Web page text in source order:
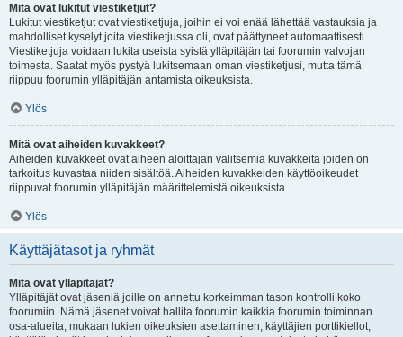
Mitä ovat lukitut viestiketjut?
Lukitut viestiketjut ovat viestiketjuja, joihin ei voi enää lähettää vastauksia ja
mahdolliset kyselyt joita viestiketjussa oli, ovat päättyneet automaattisesti.
Viestiketjuja voidaan lukita useista syistä ylläpitäjän tai foorumin valvojan
toimesta. Saatat myös pystyä lukitsemaan oman viestiketjusi, mutta tämä
riippuu foorumin ylläpitäjän antamista oikeuksista.
Ylös
Mitä ovat aiheiden kuvakkeet?
Aiheiden kuvakkeet ovat aiheen aloittajan valitsemia kuvakkeita joiden on
tarkoitus kuvastaa niiden sisältöä. Aiheiden kuvakkeiden käyttöoikeudet
riippuvat foorumin ylläpitäjän määrittelemistä oikeuksista.
Ylös
Käyttäjätasot ja ryhmät
Mitä ovat ylläpitäjät?
Ylläpitäjät ovat jäseniä joille on annettu korkeimman tason kontrolli koko
foorumiin. Nämä jäsenet voivat hallita foorumin kaikkia foorumin toiminnan
osa-alueita, mukaan lukien oikeuksien asettaminen, käyttäjien porttikiellot,